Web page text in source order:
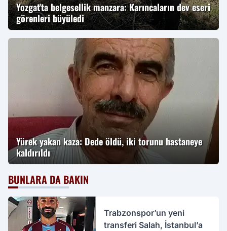
Yozgat'ta belgesellik manzara: Karıncaların dev eseri
görenleri büyüledi
Yürek yakan kaza: Dede öldü, iki torunu hastaneye
kaldırıldı
BUNLARA DA BAKIN
Trabzonspor’un yeni
transferi Salah, İstanbul’a